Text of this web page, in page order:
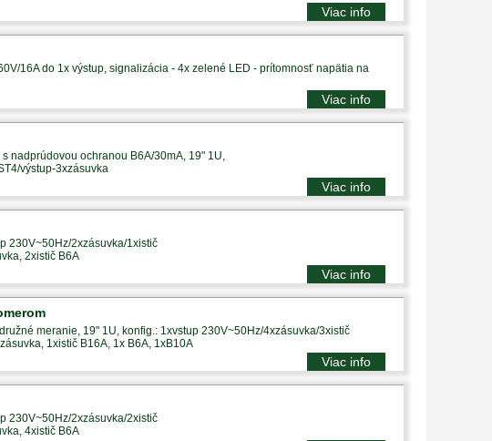
Viac info
16A do 1x výstup, signalizácia - 4x zelené LED - prítomnosť napätia na
Viac info
nadprúdovou ochranou B6A/30mA, 19" 1U,
výstup-3xzásuvka
Viac info
230V~50Hz/2xzásuvka/1xistič
2xistič B6A
Viac info
meranie, 19" 1U, konfig.: 1xvstup 230V~50Hz/4xzásuvka/3xistič
1xistič B16A, 1x B6A, 1xB10A
Viac info
230V~50Hz/2xzásuvka/2xistič
4xistič B6A